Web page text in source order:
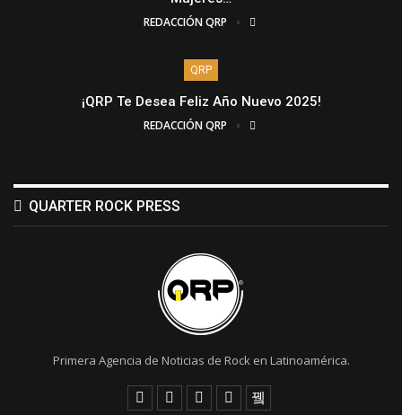
REDACCIÓN QRP
QRP
¡QRP Te Desea Feliz Año Nuevo 2025!
REDACCIÓN QRP
QUARTER ROCK PRESS
Primera Agencia de Noticias de Rock en Latinoamérica.